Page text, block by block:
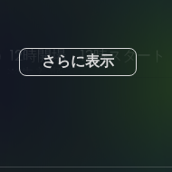
12時開場 13時スター
※先着順
さらに表示